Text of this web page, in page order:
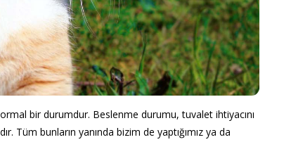
bir durumdur. Beslenme durumu, tuvalet ihtiyacını
Tüm bunların yanında bizim de yaptığımız ya da